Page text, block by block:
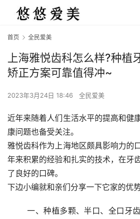
首页 全民爱美
上海雅悦齿科怎么样?种植
矫正方案可靠值得冲~
2023年3月24日 18:46 全民爱美
近年来随着人们生活水平的提高和健
康问题也备受关注。
雅悦齿科作为上海地区颇具影响力的
年来积累的经验和扎实的技术，在牙
了良好的口碑。
下边小编就和亲们分享一下它家的优
	一、种植多颗、半口、全口牙齿提供全城免费接送服